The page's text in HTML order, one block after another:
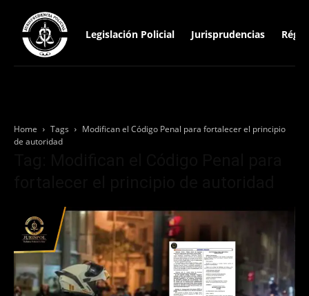
Legislación Policial Jurisprudencias
Home Tags
Modifican el Código Penal para fortalecer el principio
de autoridad